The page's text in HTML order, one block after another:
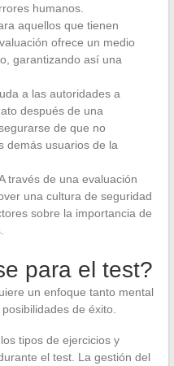
humanos.
aquellos que tienen
ofrece un medio
garantizando así una
a las autoridades a
después de una
de que no
demás usuarios de la
través de una evaluación
una cultura de seguridad
sobre la importancia de
para el test?
un enfoque tanto mental
de éxito.
tipos de ejercicios y
el test. La gestión del